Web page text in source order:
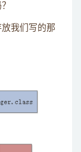
我们写的那